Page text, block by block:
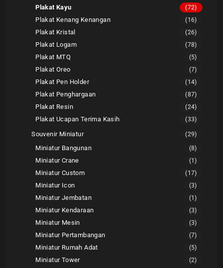
Plakat Kayu (72)
Plakat Kenang Kenangan (16)
Plakat Kristal (26)
Plakat Logam (78)
Plakat MTQ (5)
Plakat Oreo (7)
Plakat Pen Holder (14)
Plakat Penghargaan (87)
Plakat Resin (24)
Plakat Ucapan Terima Kasih (33)
Souvenir Miniatur (29)
Miniatur Bangunan (8)
Miniatur Crane (1)
Miniatur Custom (17)
Miniatur Icon (3)
Miniatur Jembatan (1)
Miniatur Kendaraan (3)
Miniatur Mesin (3)
Miniatur Pertambangan (7)
Miniatur Rumah Adat (5)
Miniatur Tower (2)